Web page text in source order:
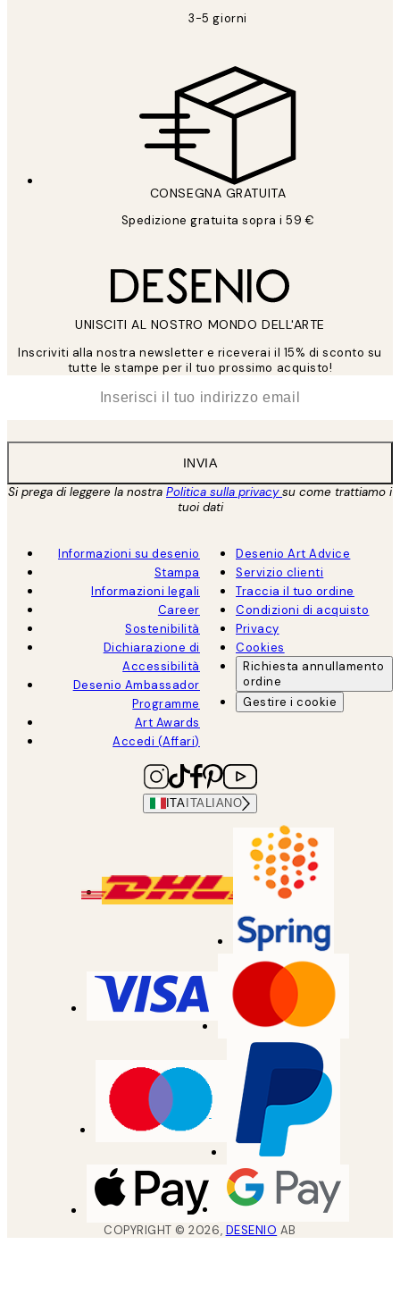
3-5 giorni
CONSEGNA GRATUITA
Spedizione gratuita sopra i 59 €
UNISCITI AL NOSTRO MONDO DELL'ARTE
Inscriviti alla nostra newsletter e riceverai il 15% di sconto su
tutte le stampe per il tuo prossimo acquisto!
INVIA
Si prega di leggere la nostra Politica sulla privacysu come trattiamo i
tuoi dati
Informazioni su desenio
Stampa
Informazioni legali
Career
Sostenibilità
Dichiarazione di
Accessibilità
Desenio Ambassador
Programme
Art Awards
Accedi (Affari)
Desenio Art Advice
Servizio clienti
Traccia il tuo ordine
Condizioni di acquisto
Privacy
Cookies
Richiesta annullamento
ordine
Gestire i cookie
ITA ITALIANO
COPYRIGHT ©2026, DESENIO AB